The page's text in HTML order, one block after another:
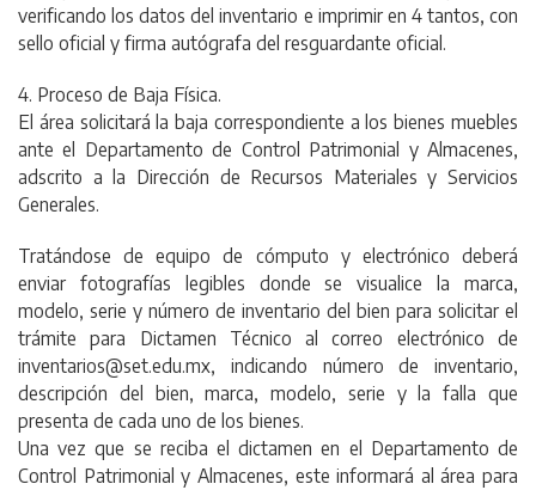
verificando los datos del inventario e imprimir en 4 tantos, con
sello oficial y firma autógrafa del resguardante oficial.
4. Proceso de Baja Física.
El área solicitará la baja correspondiente a los bienes muebles
ante el Departamento de Control Patrimonial y Almacenes,
adscrito a la Dirección de Recursos Materiales y Servicios
Generales.
Tratándose de equipo de cómputo y electrónico deberá
enviar fotografías legibles donde se visualice la marca,
modelo, serie y número de inventario del bien para solicitar el
trámite para Dictamen Técnico al correo electrónico de
inventarios@set.edu.mx, indicando número de inventario,
descripción del bien, marca, modelo, serie y la falla que
presenta de cada uno de los bienes.
Una vez que se reciba el dictamen en el Departamento de
Control Patrimonial y Almacenes, este informará al área para